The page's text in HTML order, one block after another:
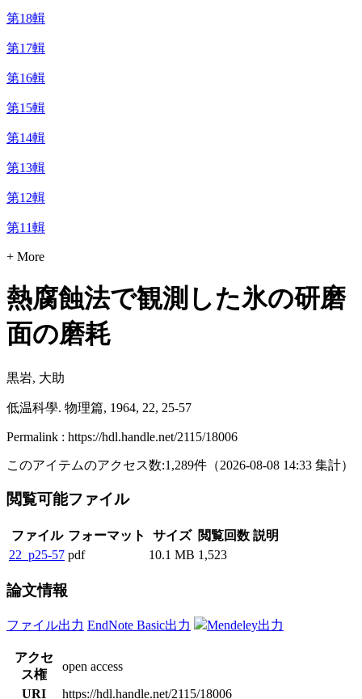
第18輯
第17輯
第16輯
第15輯
第14輯
第13輯
第12輯
第11輯
+ More
熱腐蝕法で観測した氷の研磨
面の磨耗
黒岩, 大助
低温科學. 物理篇, 1964, 22, 25-57
Permalink : https://hdl.handle.net/2115/18006
このアイテムのアクセス数:1,289件 （2026-08-08 14:33 集計）
閲覧可能ファイル
ファイル フォーマット サイズ 閲覧回数 説明
22_p25-57 pdf 10.1 MB 1,523
論文情報
ファイル出力 EndNote Basic出力 Mendeley出力
アクセ
ス権
open access
URI
https://hdl.handle.net/2115/18006